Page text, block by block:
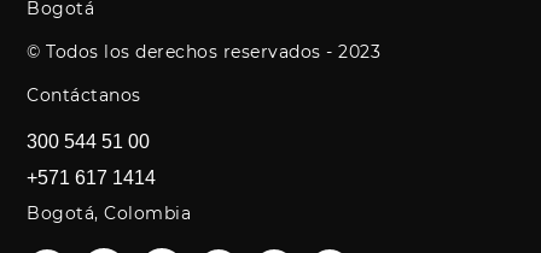
Bogotá
© Todos los derechos reservados - 2023
Contáctanos
300 544 51 00
+571 617 1414
Bogotá, Colombia